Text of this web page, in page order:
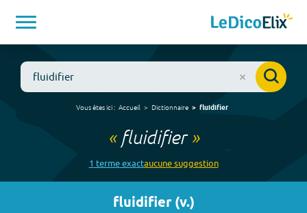
Vous êtes ici : Accueil Dictionnaire fluidifier
« fluidifier»
1 termeexactaucunesuggestion
fluidifier(v.)